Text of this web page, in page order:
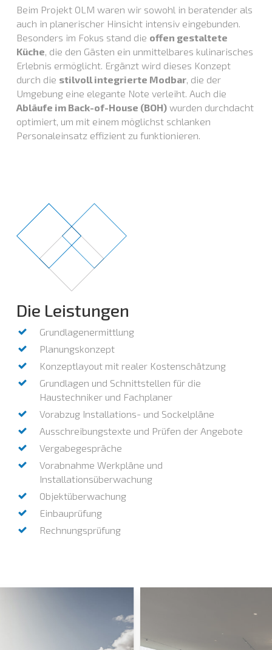
Beim Projekt OLM waren wir sowohl in beratender als
auch in planerischer Hinsicht intensiv eingebunden.
Besonders im Fokus stand die offen gestaltete
Küche, die den Gästen ein unmittelbares kulinarisches
Erlebnis ermöglicht. Ergänzt wird dieses Konzept
durch die stilvoll integrierte Modbar, die der
Umgebung eine elegante Note verleiht. Auch die
Abläufe im Back-of-House (BOH)wurden durchdacht
optimiert, um mit einem möglichst schlanken
Personaleinsatz effizient zu funktionieren.
Die Leistungen
Grundlagenermittlung
Planungskonzept
Konzeptlayout mit realer Kostenschätzung
Grundlagen und Schnittstellen für die
Haustechniker und Fachplaner
Vorabzug Installations- und Sockelpläne
Ausschreibungstexte und Prüfen der Angebote
Vergabegespräche
Vorabnahme Werkpläne und
Installationsüberwachung
Objektüberwachung
Einbauprüfung
Rechnungsprüfung